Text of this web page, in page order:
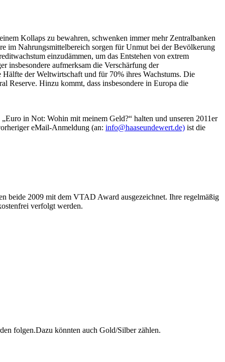
Kollaps zu bewahren, schwenken immer mehr Zentralbanken
im Nahrungsmittelbereich sorgen für Unmut bei der Bevölkerung
einzudämmen, um das Entstehen von extrem
insbesondere aufmerksam die Verschärfung der
der Weltwirtschaft und für 70% ihres Wachstums. Die
Reserve. Hinzu kommt, dass insbesondere in Europa die
in Not: Wohin mit meinem Geld?“ halten und unseren 2011er
eMail-Anmeldung (an: info@haaseundewert.de) ist die
beide 2009 mit dem VTAD Award ausgezeichnet. Ihre regelmäßig
verfolgt werden.
folgen.Dazu könnten auch Gold/Silber zählen.